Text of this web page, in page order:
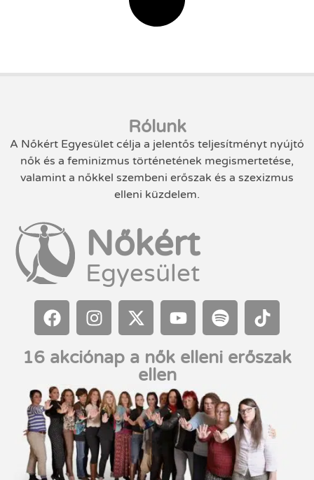
Rólunk
A Nőkért Egyesület célja a jelentős teljesítményt nyújtó
nők és a feminizmus történetének megismertetése,
valamint a nőkkel szembeni erőszak és a szexizmus
elleni küzdelem.
Nőkért
Egyesület
16 akciónap a nők elleni erőszak
ellen